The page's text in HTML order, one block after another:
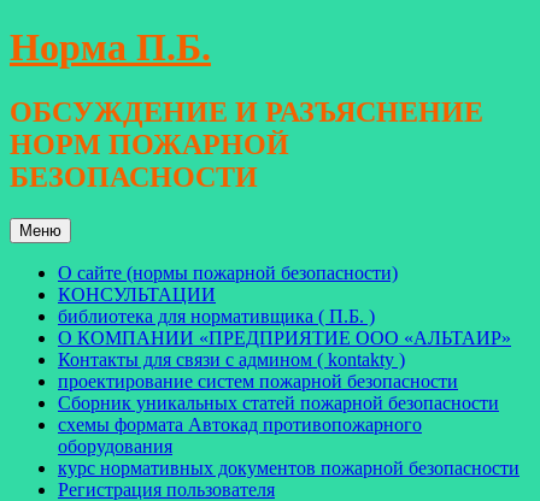
Перейти
к
Норма П.Б.
ОБСУЖДЕНИЕ И РАЗЪЯСНЕНИЕ
НОРМ ПОЖАРНОЙ
БЕЗОПАСНОСТИ
Меню
О сайте (нормы пожарной безопасности)
КОНСУЛЬТАЦИИ
библиотека для нормативщика ( П.Б. )
О КОМПАНИИ «ПРЕДПРИЯТИЕ ООО «АЛЬТАИР»
Контакты для связи с админом ( kontakty )
проектирование систем пожарной безопасности
Сборник уникальных статей пожарной безопасности
схемы формата Автокад противопожарного
оборудования
курс нормативных документов пожарной безопасности
Регистрация пользователя